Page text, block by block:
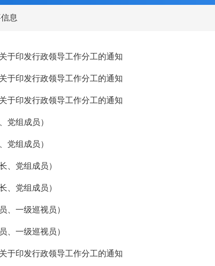
息
于印发行政领导工作分工的通知
于印发行政领导工作分工的通知
于印发行政领导工作分工的通知
党组成员）
党组成员）
、党组成员）
、党组成员）
、一级巡视员）
、一级巡视员）
于印发行政领导工作分工的通知